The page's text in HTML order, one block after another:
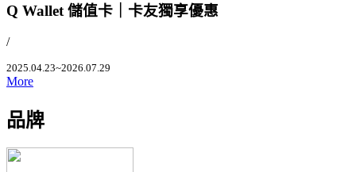
Q Wallet 儲值卡｜卡友獨享優惠
/
2025.04.23~2026.07.29
More
品牌